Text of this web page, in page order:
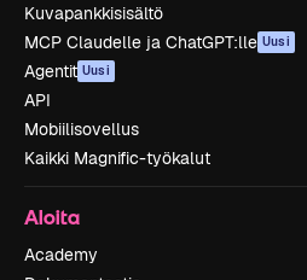
Kuvapankkisisältö
MCP Claudelle ja ChatGPT:lle Uusi
Agentit Uusi
API
Mobiilisovellus
Kaikki Magnific-työkalut
Aloita
Academy